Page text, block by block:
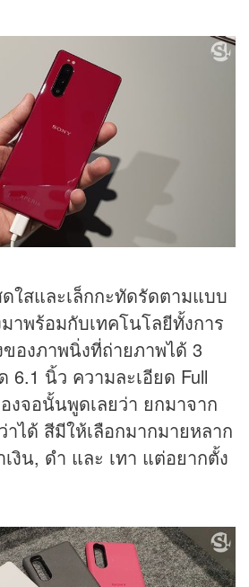
ใสและเล็กกะทัดรัดตามแบบ
าพร้อมกับเทคโนโลยีทั้งการ
องภาพนิ่งที่ถ่ายภาพได้ 3
6.1 นิ้ว ความละเอียด Full
งจอนั้นพูดเลยว่า ยกมาจาก
ได้ สีมีให้เลือกมากมายหลาก
งิน, ดำ และ เทา แต่อยากตั้ง